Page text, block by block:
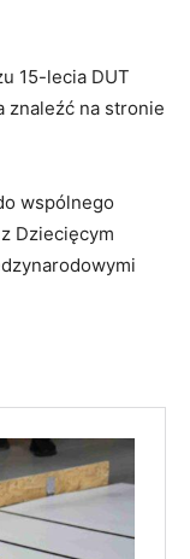
15-lecia DUT
znaleźć na stronie
wspólnego
Dziecięcym